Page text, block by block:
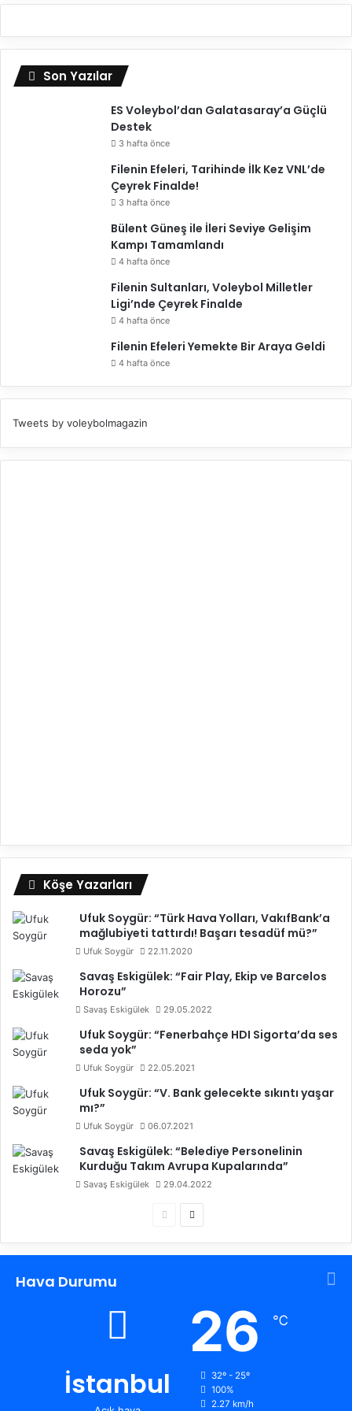
Son Yazılar
ES Voleybol’dan Galatasaray’a Güçlü
Destek
3 hafta önce
Filenin Efeleri, Tarihinde İlk Kez VNL’de
Çeyrek Finalde!
3 hafta önce
Bülent Güneş ile İleri Seviye Gelişim
Kampı Tamamlandı
4 hafta önce
Filenin Sultanları, Voleybol Milletler
Ligi’nde Çeyrek Finalde
4 hafta önce
Filenin Efeleri Yemekte Bir Araya Geldi
4 hafta önce
Tweets by voleybolmagazin
Köşe Yazarları
Ufuk Soygür: “Türk Hava Yolları, VakıfBank’a
mağlubiyeti tattırdı! Başarı tesadüf mü?”
Ufuk Soygür 22.11.2020
Savaş Eskigülek: “Fair Play, Ekip ve Barcelos
Horozu”
Savaş Eskigülek 29.05.2022
Ufuk Soygür: “Fenerbahçe HDI Sigorta’da ses
seda yok”
Ufuk Soygür 22.05.2021
Ufuk Soygür: “V. Bank gelecekte sıkıntı yaşar
mı?”
Ufuk Soygür 06.07.2021
Savaş Eskigülek: “Belediye Personelinin
Kurduğu Takım Avrupa Kupalarında”
Savaş Eskigülek 29.04.2022
c
y
n
k
i
Hava Durumu
İstanbul
26 ℃
32º - 25º
100%
2.27 km/h